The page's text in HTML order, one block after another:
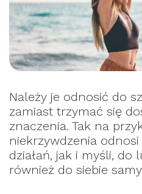
Należy je odnosić do
zamiast trzymać się
znaczenia. Tak na
niekrzywdzenia
działań, jak i myśli, do
również do siebie